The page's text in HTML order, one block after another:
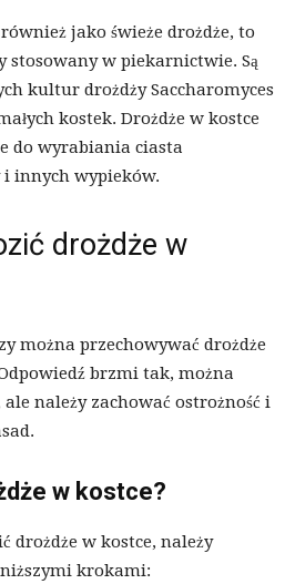
jako świeże drożdże, to
stosowany w piekarnictwie. Są
kultur drożdży Saccharomyces
kostek. Drożdże w kostce
do wyrabiania ciasta
i innych wypieków.
drożdże w
można przechowywać drożdże
brzmi tak, można
należy zachować ostrożność i
w kostce?
drożdże w kostce, należy
krokami: